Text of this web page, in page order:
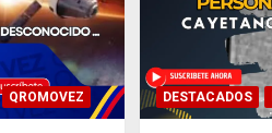
QROMOVEZ DESTACADOS